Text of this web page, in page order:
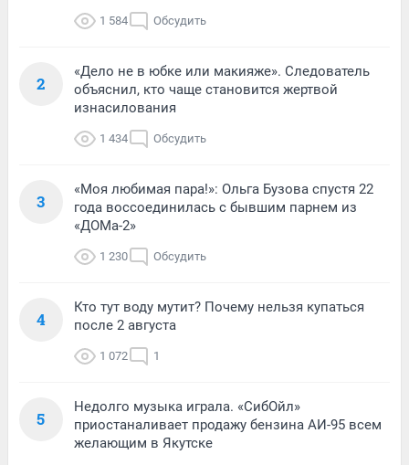
1 584 Обсудить
2
«Дело не в юбке или макияже». Следователь
объяснил, кто чаще становится жертвой
изнасилования
1 434 Обсудить
3
«Моя любимая пара!»: Ольга Бузова спустя 22
года воссоединилась с бывшим парнем из
«ДОМа-2»
1 230 Обсудить
4
Кто тут воду мутит? Почему нельзя купаться
после 2 августа
1 072 1
5
Недолго музыка играла. «СибОйл»
приостаналивает продажу бензина АИ-95 всем
желающим в Якутске